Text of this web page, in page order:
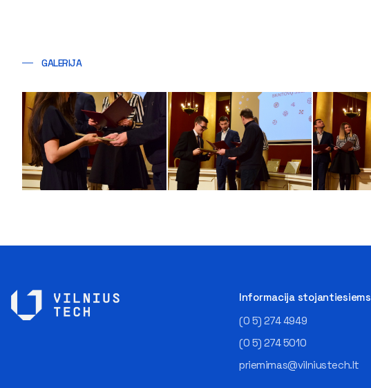
GALERIJA
Informacija stojantiesiems
(0 5) 274 4949
(0 5) 274 5010
priemimas@vilniustech.lt